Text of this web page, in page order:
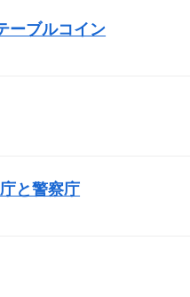
ーブルコイン
と警察庁